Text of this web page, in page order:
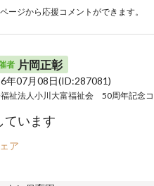
ージから応援コメントができます。
者 片岡正彰
年07月08日(ID:287081)
ています
ア